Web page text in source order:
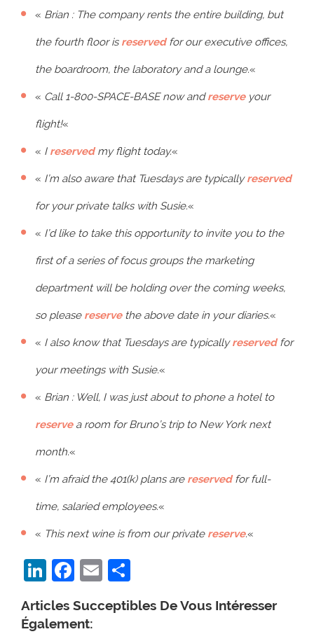
« Brian : The company rents the entire building, but
the fourth floor is reservedfor our executive offices,
the boardroom, the laboratory and a lounge.«
« Call 1-800-SPACE-BASE now andreserveyour
flight!«
« I reservedmy flight today.«
« I’m also aware that Tuesdays are typicallyreserved
for your private talks with Susie.«
« I’d like to take this opportunity to invite you to the
first of a series of focus groups the marketing
department will be holding over the coming weeks,
so please reservethe above date in your diaries.«
« I also know that Tuesdays are typicallyreservedfor
your meetings with Susie.«
« Brian : Well, I was just about to phone a hotel to
reservea room for Bruno’s trip to New York next
month.«
« I’m afraid the 401(k) plans are reservedfor full-
time, salaried employees.«
« This next wine is from our private reserve.«
LinkedIn
Facebook
Email
Articles Succeptibles De Vous Intéresser
Également: